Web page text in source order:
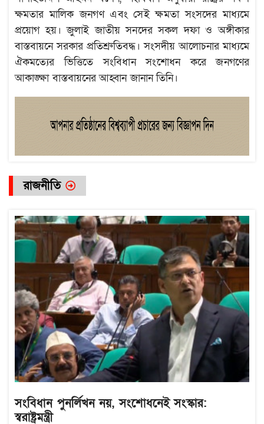
ক্ষমতার মালিক জনগণ এবং সেই ক্ষমতা সংসদের মাধ্যমে
প্রয়োগ হয়। জুলাই জাতীয় সনদের সকল দফা ও অঙ্গীকার
বাস্তবায়নে সরকার প্রতিশ্রুতিবদ্ধ। সংসদীয় আলোচনার মাধ্যমে
ঐকমত্যের ভিত্তিতে সংবিধান সংশোধন করে জনগণের
আকাঙ্ক্ষা বাস্তবায়নের আহ্বান জানান তিনি।
রাজনীতি
সংবিধান পুনর্লিখন নয়, সংশোধনেই সংস্কার:
স্বরাষ্ট্রমন্ত্রী